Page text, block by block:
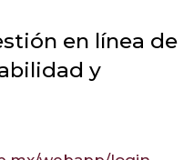
en línea de
y